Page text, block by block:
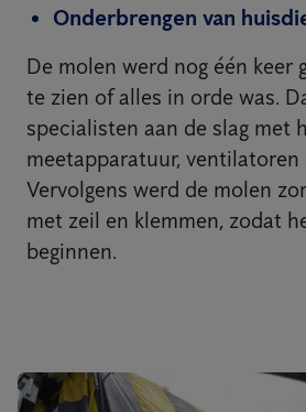
Onderbrengen van
De molen werd nog één keer
te zien of alles in orde was.
specialisten aan de slag met
meetapparatuur, ventilatoren
Vervolgens werd de molen
met zeil en klemmen, zodat
beginnen.